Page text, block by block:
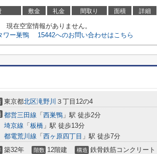
敷金 礼金 間取り 面積 詳細
現在空室情報がありません。
ワー巣鴨 15442へのお問い合わせはこちら
東京都北区滝野川 ３丁目12の4
都営三田線 「 西巣鴨 」駅 徒歩2分
埼京線 「 板橋 」駅 徒歩13分
都電荒川線 「 西ヶ原四丁目 」駅 徒歩7分
築32年 階数 12階建 構造 鉄骨鉄筋コンクリート